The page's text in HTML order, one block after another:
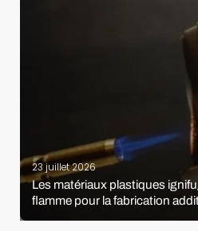
23 juillet 2026
Les matériaux plastiques
flamme pour la fabrication